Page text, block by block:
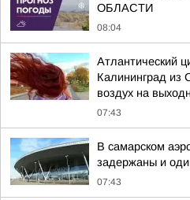
ОБЛАСТИ
08:04
Атлантический
Калининград из
воздух на
07:43
В самарском
задержаны и
07:43